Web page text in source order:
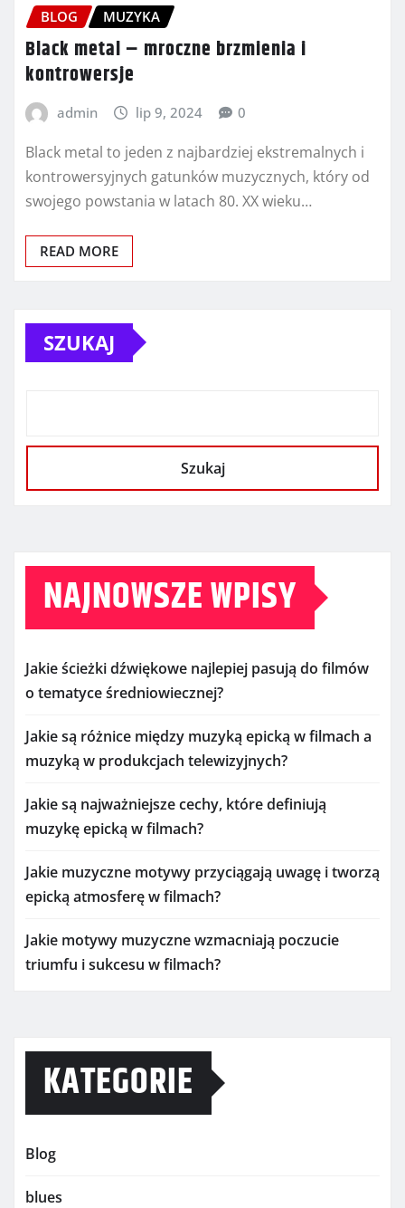
BLOG MUZYKA
Black metal – mroczne brzmienia i
kontrowersje
admin lip 9, 2024 0
Black metal to jeden z najbardziej ekstremalnych i
kontrowersyjnych gatunków muzycznych, który od
swojego powstania w latach 80. XX wieku…
READ MORE
SZUKAJ
Szukaj
NAJNOWSZE WPISY
Jakie ścieżki dźwiękowe najlepiej pasują do filmów
o tematyce średniowiecznej?
Jakie są różnice między muzyką epicką w filmach a
muzyką w produkcjach telewizyjnych?
Jakie są najważniejsze cechy, które definiują
muzykę epicką w filmach?
Jakie muzyczne motywy przyciągają uwagę i tworzą
epicką atmosferę w filmach?
Jakie motywy muzyczne wzmacniają poczucie
triumfu i sukcesu w filmach?
KATEGORIE
Blog
blues